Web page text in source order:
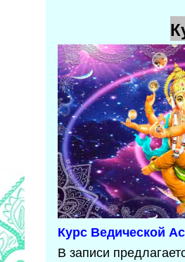
Курс Ведической
В записи